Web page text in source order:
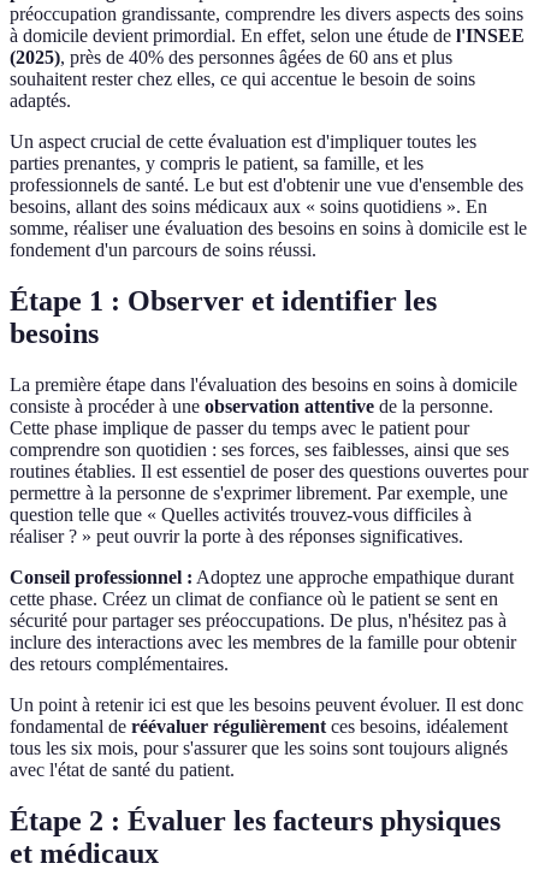
préoccupation grandissante, comprendre les divers aspects des soins
à domicile devient primordial. En effet, selon une étude de l'INSEE
(2025), près de 40% des personnes âgées de 60 ans et plus
souhaitent rester chez elles, ce qui accentue le besoin de soins
adaptés.
Un aspect crucial de cette évaluation est d'impliquer toutes les
parties prenantes, y compris le patient, sa famille, et les
professionnels de santé. Le but est d'obtenir une vue d'ensemble des
besoins, allant des soins médicaux aux « soins quotidiens ». En
somme, réaliser une évaluation des besoins en soins à domicile est le
fondement d'un parcours de soins réussi.
Étape 1 : Observer et identifier les
besoins
La première étape dans l'évaluation des besoins en soins à domicile
consiste à procéder à une observation attentive de la personne.
Cette phase implique de passer du temps avec le patient pour
comprendre son quotidien : ses forces, ses faiblesses, ainsi que ses
routines établies. Il est essentiel de poser des questions ouvertes pour
permettre à la personne de s'exprimer librement. Par exemple, une
question telle que « Quelles activités trouvez-vous difficiles à
réaliser ? » peut ouvrir la porte à des réponses significatives.
Conseil professionnel : Adoptez une approche empathique durant
cette phase. Créez un climat de confiance où le patient se sent en
sécurité pour partager ses préoccupations. De plus, n'hésitez pas à
inclure des interactions avec les membres de la famille pour obtenir
des retours complémentaires.
Un point à retenir ici est que les besoins peuvent évoluer. Il est donc
fondamental de réévaluer régulièrement ces besoins, idéalement
tous les six mois, pour s'assurer que les soins sont toujours alignés
avec l'état de santé du patient.
Étape 2 : Évaluer les facteurs physiques
et médicaux